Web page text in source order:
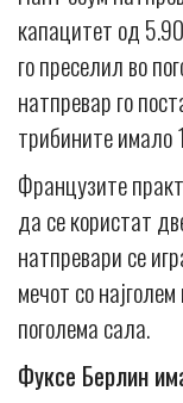
капацитет од
го преселил во
натпревар го
трибините имало
Французите
да се користат
натпревари се
мечот со
поголема сала.
Фуксе Берлин